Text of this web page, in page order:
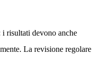
risultati devono anche
La revisione regolare